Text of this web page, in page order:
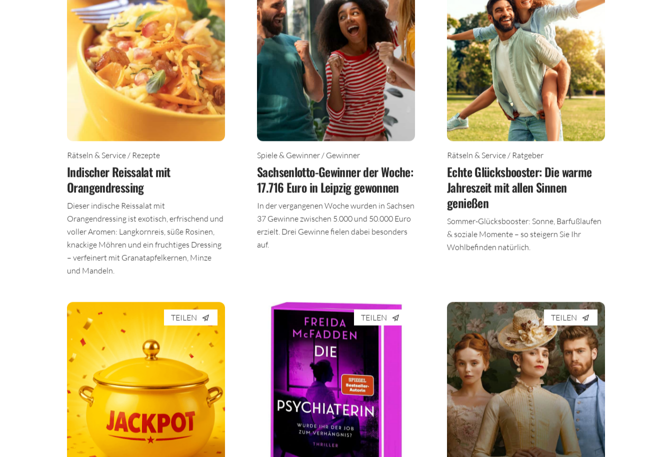
Rätseln & Service / Rezepte
Indischer Reissalat mit
Orangendressing
Dieser indische Reissalat mit
Orangendressing ist exotisch, erfrischend und
voller Aromen: Langkornreis, süße Rosinen,
knackige Möhren und ein fruchtiges Dressing
– verfeinert mit Granatapfelkernen, Minze
und Mandeln.
Spiele & Gewinner / Gewinner
Sachsenlotto-Gewinner der Woche:
17.716 Euro in Leipzig gewonnen
In der vergangenen Woche wurden in Sachsen
37 Gewinne zwischen 5.000 und 50.000 Euro
erzielt. Drei Gewinne fielen dabei besonders
auf.
Rätseln & Service / Ratgeber
Echte Glücksbooster: Die warme
Jahreszeit mit allen Sinnen
genießen
Sommer-Glücksbooster: Sonne, Barfußlaufen
& soziale Momente – so steigern Sie Ihr
Wohlbefinden natürlich.
TEILEN TEILEN TEILEN